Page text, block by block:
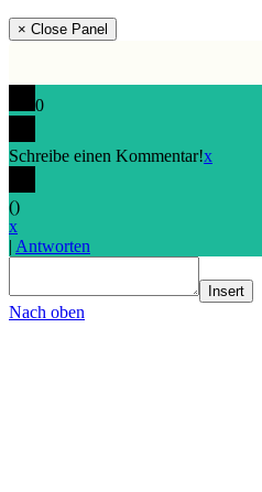
× Close Panel
0
Schreibe einen Kommentar!x
()
x
| Antworten
Insert
Nach oben